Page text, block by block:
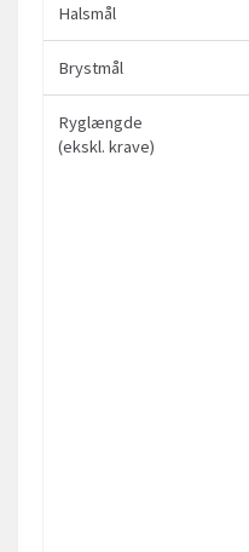
Halsmål
Brystmål
Ryglængde
(ekskl. krave)